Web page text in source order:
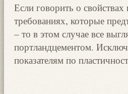
Если говорить о
требованиях, которые
– то в этом случае все
портландцементом.
показателям по